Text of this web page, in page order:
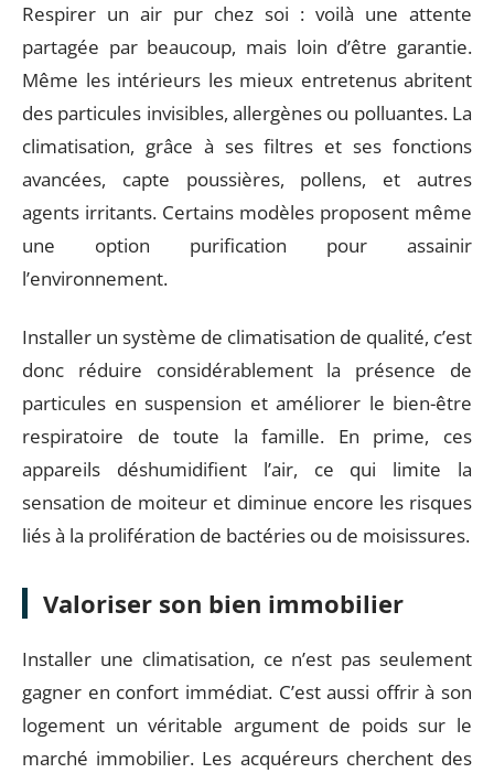
Respirer un air pur chez soi : voilà une attente
partagée par beaucoup, mais loin d’être garantie.
Même les intérieurs les mieux entretenus abritent
des particules invisibles, allergènes ou polluantes. La
climatisation, grâce à ses filtres et ses fonctions
avancées, capte poussières, pollens, et autres
agents irritants. Certains modèles proposent même
une option purification pour assainir
l’environnement.
Installer un système de climatisation de qualité, c’est
donc réduire considérablement la présence de
particules en suspension et améliorer le bien-être
respiratoire de toute la famille. En prime, ces
appareils déshumidifient l’air, ce qui limite la
sensation de moiteur et diminue encore les risques
liés à la prolifération de bactéries ou de moisissures.
Valoriser son bien immobilier
Installer une climatisation, ce n’est pas seulement
gagner en confort immédiat. C’est aussi offrir à son
logement un véritable argument de poids sur le
marché immobilier. Les acquéreurs cherchent des